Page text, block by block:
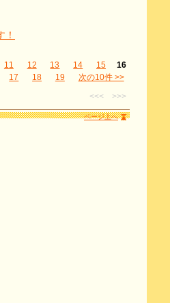
11 12 13 14 15
16
17
18 19
次の10件 >>
<<<
>>>
ページ上へ